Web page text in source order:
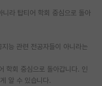
라 탑티어 학회 중심으로 돌아
능 관련 전공자들이 아니라는
학회 중심으로 돌아갑니다. 인
알 수 있습니다.